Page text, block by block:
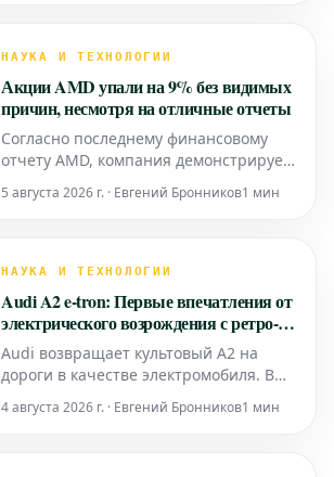
ценную информацию? В недавнем
осветила данную проблему,
акцентируя внима
НАУКА И ТЕХНОЛОГИИ
Акции AMD упали на 9% без видимых
причин, несмотря на отличные отчеты
Согласно последнему финансовому
отчету AMD, компания демонстрирует
поводов для критики. Однако, вопреки
новости значительным падением
5 августа 2026 г. · Евгений Бронников1 мин
НАУКА И ТЕХНОЛОГИИ
Audi A2 e-tron: Первые впечатления от
электрического возрождения с ретро-
шармом
Audi возвращает культовый A2 на
дороги в качестве электромобиля. В
модели A2 e-tron возникает ключевой
4 августа 2026 г. · Евгений Бронников1 мин